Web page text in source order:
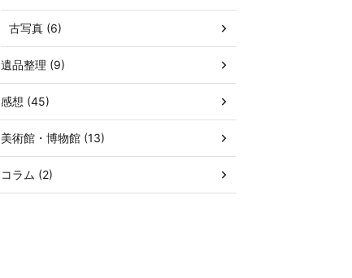
古写真 (6)
遺品整理 (9)
感想 (45)
美術館・博物館 (13)
コラム (2)